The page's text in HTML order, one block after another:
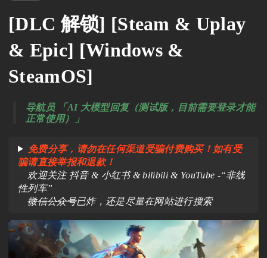
[DLC 解锁] [Steam & Uplay
& Epic] [Windows &
SteamOS]
导航员 「AI 大模型回复（测试版，目前需要登录才能
正常使用）」
免费分享，请勿在任何渠道受骗付费购买！如有受
骗请直接举报和退款！
欢迎关注 抖音 & 小红书 & bilibili & YouTube -“非线
性列车”
微信公众号已炸，还是尽量在网站进行搜索